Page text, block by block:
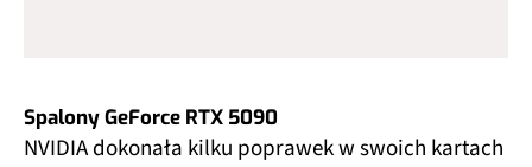
Spalony GeForce RTX 5090
NVIDIA dokonała kilku poprawek w swoich kartach